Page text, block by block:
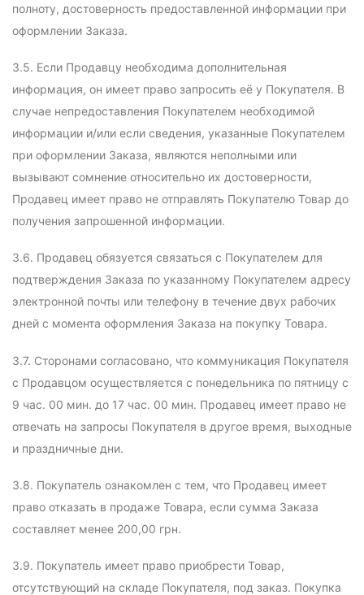
полноту, достоверность предоставленной информации при
оформлении Заказа.
3.5. Если Продавцу необходима дополнительная
информация, он имеет право запросить её у Покупателя. В
случае непредоставления Покупателем необходимой
информации и/или если сведения, указанные Покупателем
при оформлении Заказа, являются неполными или
вызывают сомнение относительно их достоверности,
Продавец имеет право не отправлять Покупателю Товар до
получения запрошенной информации.
3.6. Продавец обязуется связаться с Покупателем для
подтверждения Заказа по указанному Покупателем адресу
электронной почты или телефону в течение двух рабочих
дней с момента оформления Заказа на покупку Товара.
3.7. Сторонами согласовано, что коммуникация Покупателя
с Продавцом осуществляется с понедельника по пятницу с
9 час. 00 мин. до 17 час. 00 мин. Продавец имеет право не
отвечать на запросы Покупателя в другое время, выходные
и праздничные дни.
3.8. Покупатель ознакомлен с тем, что Продавец имеет
право отказать в продаже Товара, если сумма Заказа
составляет менее 200,00 грн.
3.9. Покупатель имеет право приобрести Товар,
отсутствующий на складе Покупателя, под заказ. Покупка